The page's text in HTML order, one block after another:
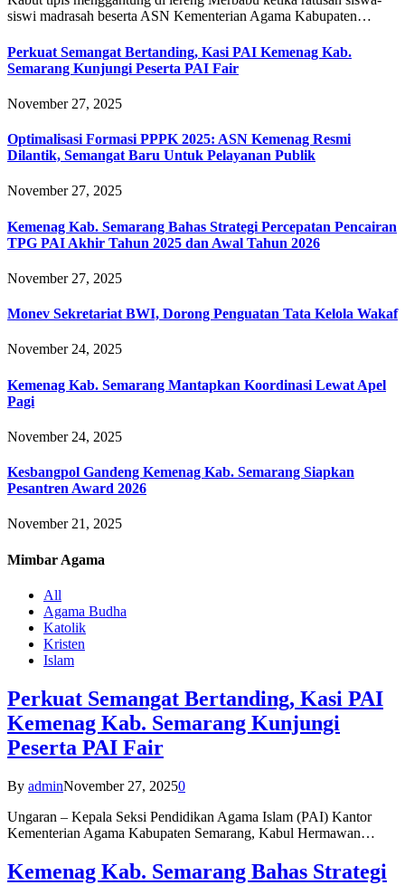
siswi madrasah beserta ASN Kementerian Agama Kabupaten…
Perkuat Semangat Bertanding, Kasi PAI Kemenag Kab.
Semarang Kunjungi Peserta PAI Fair
November 27, 2025
Optimalisasi Formasi PPPK 2025: ASN Kemenag Resmi
Dilantik, Semangat Baru Untuk Pelayanan Publik
November 27, 2025
Kemenag Kab. Semarang Bahas Strategi Percepatan Pencairan
TPG PAI Akhir Tahun 2025 dan Awal Tahun 2026
November 27, 2025
Monev Sekretariat BWI, Dorong Penguatan Tata Kelola Wakaf
November 24, 2025
Kemenag Kab. Semarang Mantapkan Koordinasi Lewat Apel
Pagi
November 24, 2025
Kesbangpol Gandeng Kemenag Kab. Semarang Siapkan
Pesantren Award 2026
November 21, 2025
Mimbar Agama
All
Agama Budha
Katolik
Kristen
Islam
Perkuat Semangat Bertanding, Kasi PAI
Kemenag Kab. Semarang Kunjungi
Peserta PAI Fair
By adminNovember 27, 20250
Ungaran – Kepala Seksi Pendidikan Agama Islam (PAI) Kantor
Kementerian Agama Kabupaten Semarang, Kabul Hermawan…
Kemenag Kab. Semarang Bahas Strategi